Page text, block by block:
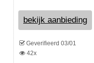
bekijk aanbieding
Geverifieerd 03/01
42x